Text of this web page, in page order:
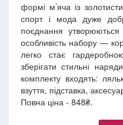
формі м’яча із
спорт і мода дуже
поєднання утворюються
особливість набору —
легко стає
зберігати стильні
комплекту входять:
взуття, підставка,
Повна ціна - 848₴.